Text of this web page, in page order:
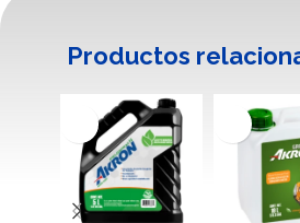
Productos